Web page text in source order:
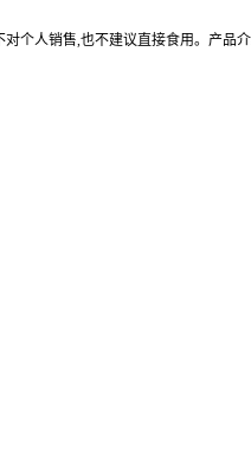
对个人销售 也不建议直接食用。产品